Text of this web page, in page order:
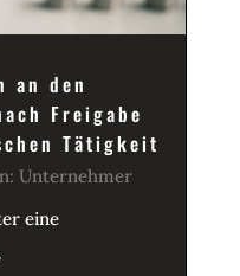
an den
Freigabe
Tätigkeit
Unternehmer
eine